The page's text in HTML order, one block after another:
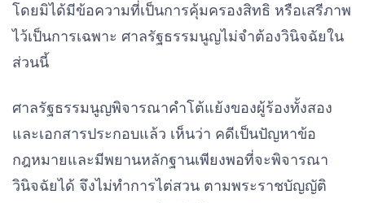
โดยมิได้มีข้อความที่เป็นการคุ้มครองสิทธิ หรือเสรีภาพ
ไว้เป็นการเฉพาะ ศาลรัฐธรรมนูญไม่จําต้องวินิจฉัยใน
ส่วนนี้
ศาลรัฐธรรมนูญพิจารณาคําโต้แย้งของผู้ร้องทั้งสอง
และเอกสารประกอบแล้ว เห็นว่า คดีเป็นปัญหาข้อ
กฎหมายและมีพยานหลักฐานเพียงพอที่จะพิจารณา
วินิจฉัยได้ จึงไม่ทําการไต่สวน ตามพระราชบัญญัติ